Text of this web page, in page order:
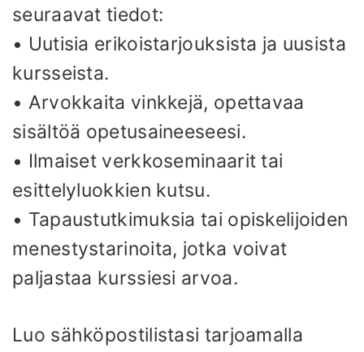
seuraavat tiedot:
• Uutisia erikoistarjouksista ja uusista
kursseista.
• Arvokkaita vinkkejä, opettavaa
sisältöä opetusaineeseesi.
• Ilmaiset verkkoseminaarit tai
esittelyluokkien kutsu.
• Tapaustutkimuksia tai opiskelijoiden
menestystarinoita, jotka voivat
paljastaa kurssiesi arvoa.
Luo sähköpostilistasi tarjoamalla